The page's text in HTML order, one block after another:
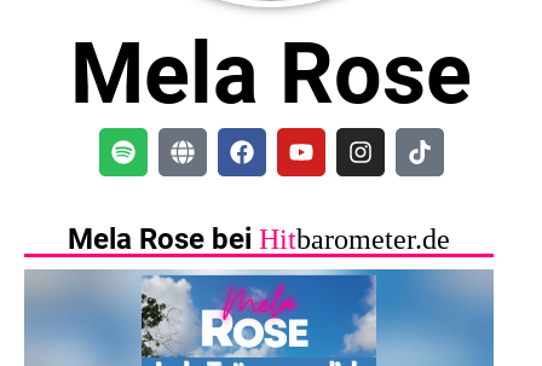
Mela Rose
Mela Rose bei Hitbarometer.de